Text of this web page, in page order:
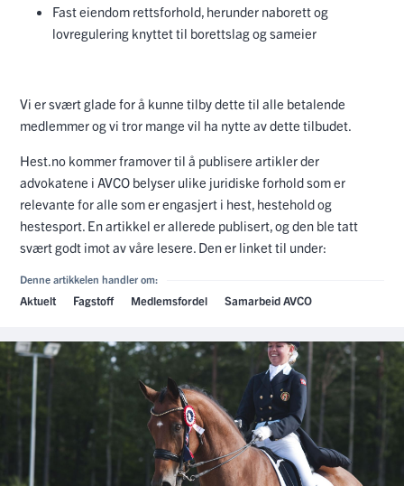
Fast eiendom rettsforhold, herunder naborett og
lovregulering knyttet til borettslag og sameier
Vi er svært glade for å kunne tilby dette til alle betalende
medlemmer og vi tror mange vil ha nytte av dette tilbudet.
Hest.no kommer framover til å publisere artikler der
advokatene i AVCO belyser ulike juridiske forhold som er
relevante for alle som er engasjert i hest, hestehold og
hestesport. En artikkel er allerede publisert, og den ble tatt
svært godt imot av våre lesere. Den er linket til under:
Denne artikkelen handler om:
Aktuelt Fagstoff Medlemsfordel Samarbeid AVCO